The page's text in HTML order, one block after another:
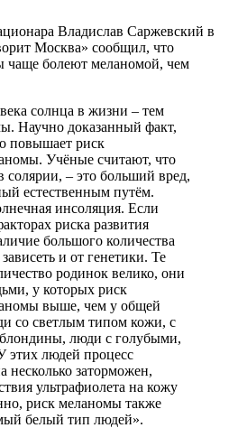
Владислав Саржевский в
Москва» сообщил, что
болеют меланомой, чем
солнца в жизни – тем
Научно доказанный факт,
повышает риск
Учёные считают, что
солярии, – это больший вред,
естественным путём.
инсоляция. Если
риска развития
большого количества
и от генетики. Те
родинок велико, они
у которых риск
выше, чем у общей
со светлым типом кожи, с
люди с голубыми,
этих людей процесс
несколько заторможен,
ультрафиолета на кожу
риск меланомы также
белый тип людей».